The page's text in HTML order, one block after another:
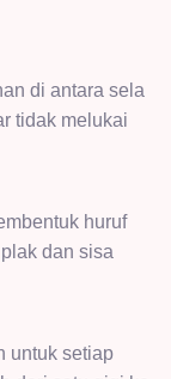
di antara sela
tidak melukai
huruf
dan sisa
untuk setiap